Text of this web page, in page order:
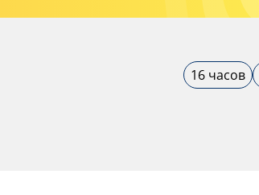
16 часов